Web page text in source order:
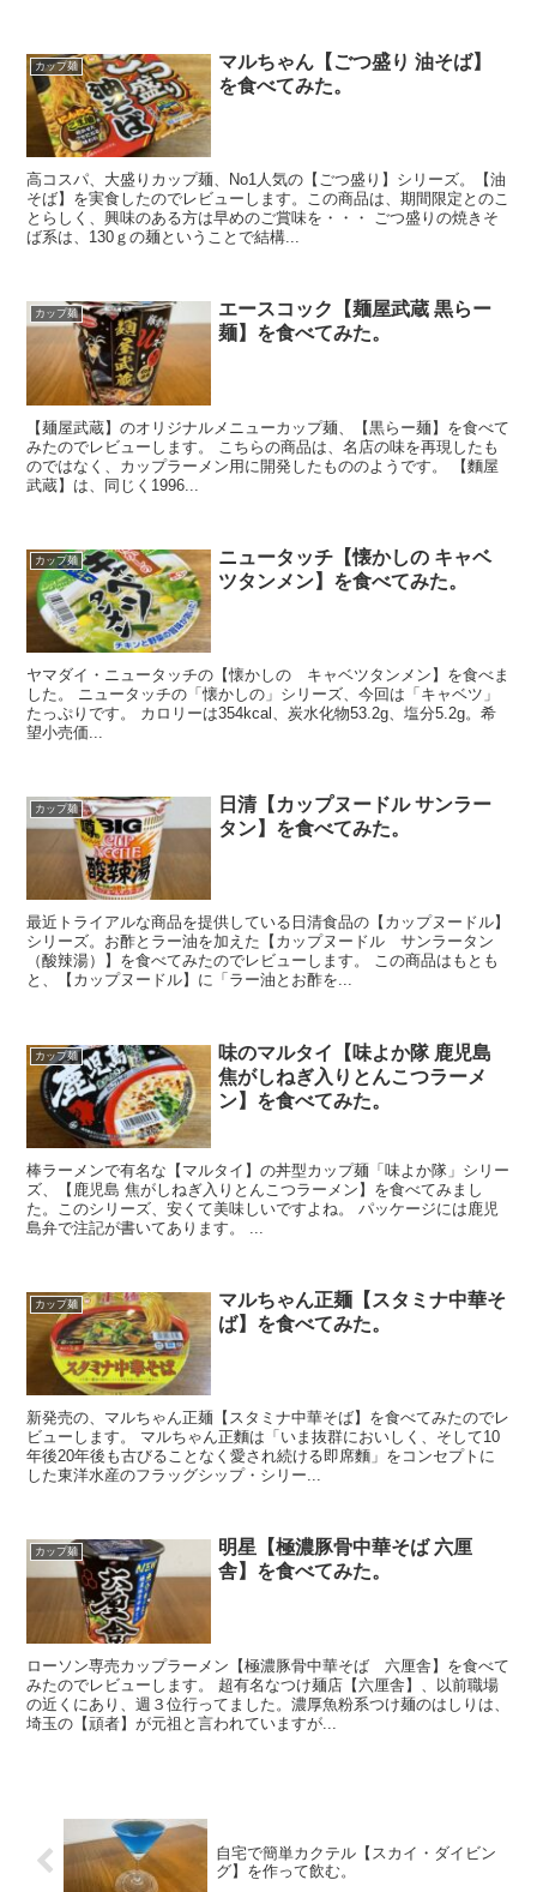
カップ麺
マルちゃん【ごつ盛り 油そば】
を食べてみた。
高コスパ、大盛りカップ麺、No1人気の【ごつ盛り】シリーズ。【油
そば】を実食したのでレビューします。この商品は、期間限定とのこ
とらしく、興味のある方は早めのご賞味を・・・ ごつ盛りの焼きそ
ば系は、130ｇの麺ということで結構...
カップ麺
エースコック【麺屋武蔵 黒らー
麺】を食べてみた。
【麺屋武蔵】のオリジナルメニューカップ麺、【黒らー麺】を食べて
みたのでレビューします。 こちらの商品は、名店の味を再現したも
のではなく、カップラーメン用に開発したもののようです。 【麵屋
武蔵】は、同じく1996...
カップ麺
ニュータッチ【懐かしの キャベ
ツタンメン】を食べてみた。
ヤマダイ・ニュータッチの【懐かしの キャベツタンメン】を食べま
した。 ニュータッチの「懐かしの」シリーズ、今回は「キャベツ」
たっぷりです。 カロリーは354kcal、炭水化物53.2g、塩分5.2g。希
望小売価...
カップ麺
日清【カップヌードル サンラー
タン】を食べてみた。
最近トライアルな商品を提供している日清食品の【カップヌードル】
シリーズ。お酢とラー油を加えた【カップヌードル サンラータン
（酸辣湯）】を食べてみたのでレビューします。 この商品はもとも
と、【カップヌードル】に「ラー油とお酢を...
カップ麺
味のマルタイ【味よか隊 鹿児島
焦がしねぎ入りとんこつラーメ
ン】を食べてみた。
棒ラーメンで有名な【マルタイ】の丼型カップ麺「味よか隊」シリー
ズ、【鹿児島 焦がしねぎ入りとんこつラーメン】を食べてみまし
た。このシリーズ、安くて美味しいですよね。 パッケージには鹿児
島弁で注記が書いてあります。 ...
カップ麺
マルちゃん正麺【スタミナ中華そ
ば】を食べてみた。
新発売の、マルちゃん正麺【スタミナ中華そば】を食べてみたのでレ
ビューします。 マルちゃん正麵は「いま抜群においしく、そして10
年後20年後も古びることなく愛され続ける即席麵」をコンセプトに
した東洋水産のフラッグシップ・シリー...
カップ麺
明星【極濃豚骨中華そば 六厘
舎】を食べてみた。
ローソン専売カップラーメン【極濃豚骨中華そば 六厘舎】を食べて
みたのでレビューします。 超有名なつけ麺店【六厘舎】、以前職場
の近くにあり、週３位行ってました。濃厚魚粉系つけ麺のはしりは、
埼玉の【頑者】が元祖と言われていますが...
自宅で簡単カクテル【スカイ・ダイビン
グ】を作って飲む。